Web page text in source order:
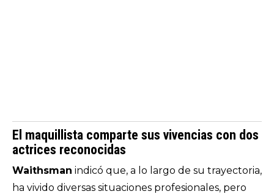
El maquillista comparte sus vivencias con dos
actrices reconocidas
Waithsman indicó que, a lo largo de su trayectoria,
ha vivido diversas situaciones profesionales, pero